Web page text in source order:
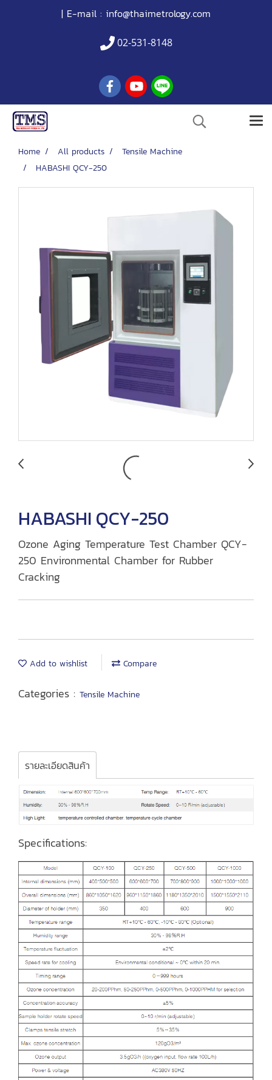
| E-mail : info@thaimetrology.com
02-531-8148
Home All products
Tensile Machine
HABASHI QCY-250
HABASHI QCY-250
Ozone Aging Temperature Test Chamber QCY-
250 Environmental Chamber for Rubber
Cracking
Add to wishlist Compare
Categories : Tensile Machine
รายละเอียดสินค้า
Specifications: